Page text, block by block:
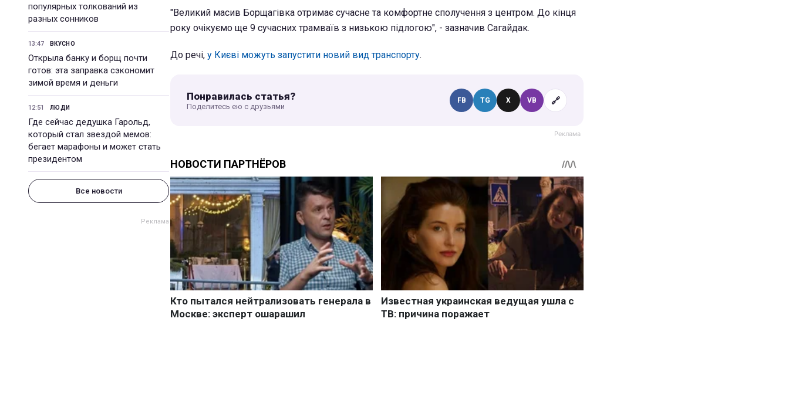
популярных толкований из
разных сонников
13:47 ВКУСНО
Открыла банку и борщ почти
готов: эта заправка сэкономит
зимой время и деньги
12:51 ЛЮДИ
Где сейчас дедушка Гарольд,
который стал звездой мемов:
бегает марафоны и может стать
президентом
Все новости
"Великий масив Борщагівка отримає сучасне та комфортне сполучення з центром. До кінця
року очікуємо ще 9 сучасних трамваїв з низькою підлогою", - зазначив Сагайдак.
До речі, у Києві можуть запустити новий вид транспорту.
Понравилась статья?
Поделитесь ею с друзьями
FB TG X VB 🔗